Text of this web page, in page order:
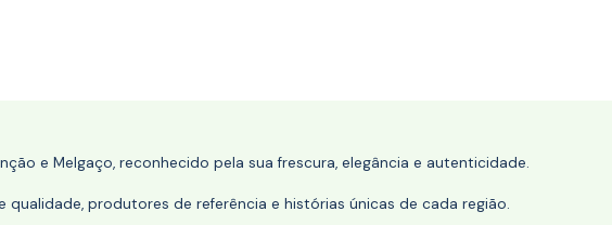
e Melgaço, reconhecido pela sua frescura, elegância e autenticidade.
produtores de referência e histórias únicas de cada região.